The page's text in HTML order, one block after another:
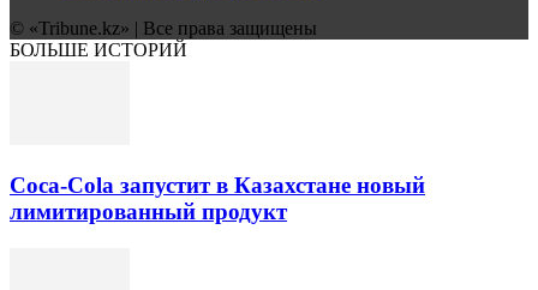
© «Tribune.kz» | Все права защищены
БОЛЬШЕ ИСТОРИЙ
Coca-Cola запустит в Казахстане новый
лимитированный продукт